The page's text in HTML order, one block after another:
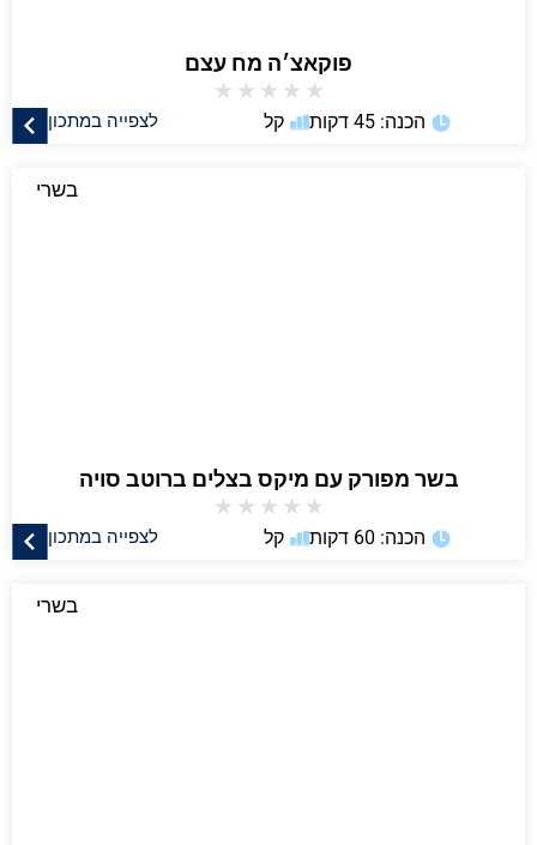
פוקאצ׳ה מח עצם
★
★
★
★
★
לצפייה במתכון הכנה: 45 דקות קל
בשרי
בשר מפורק עם מיקס בצלים ברוטב סויה
★
★
★
★
★
לצפייה במתכון הכנה: 60 דקות קל
בשרי